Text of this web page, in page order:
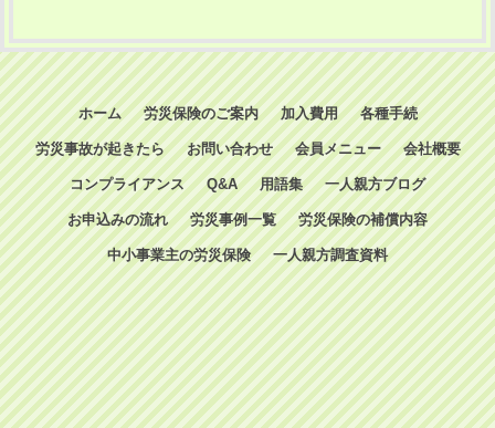
ホーム 労災保険のご案内 加入費用 各種手続
労災事故が起きたら お問い合わせ 会員メニュー 会社概要
コンプライアンス Q&A 用語集 一人親方ブログ
お申込みの流れ 労災事例一覧 労災保険の補償内容
中小事業主の労災保険 一人親方調査資料